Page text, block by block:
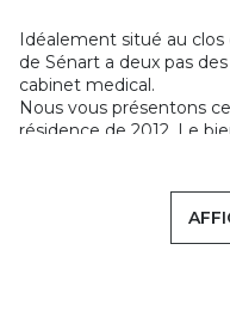
Idéalement situé au
de Sénart a deux pas
cabinet medical.
Nous vous présentons
résidence de 2012. Le
Une place de parking
Bien proposé par Pedro